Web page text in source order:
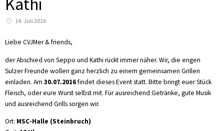
14. Juli 2016
Liebe CVJMer & friends,
der Abschied von Seppo und Kathi rückt immer näher. Wir, die engen
Sulzer Freunde wollen ganz herzlich zu einem gemeinsamen Grillen
einladen. Am 30.07.2016findet dieses Event statt. Bitte bringt euer Stück
Fleisch, oder eure Wurst selbst mit. Für ausreichend Getränke, gute Musik
und ausreichend Grills sorgen wir.
Ort: MSC-Halle (Steinbruch)